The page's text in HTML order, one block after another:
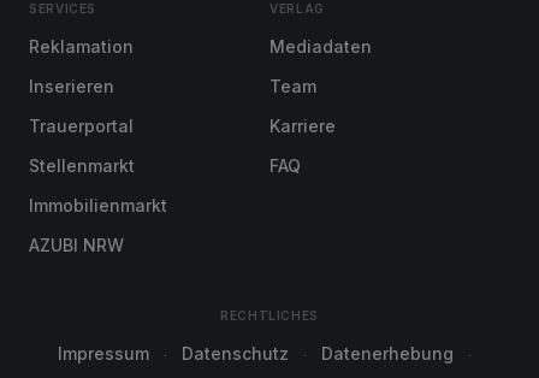
SERVICES
Reklamation
Inserieren
Trauerportal
Stellenmarkt
Immobilienmarkt
AZUBI NRW
VERLAG
Mediadaten
Team
Karriere
FAQ
RECHTLICHES
Impressum Datenschutz Datenerhebung